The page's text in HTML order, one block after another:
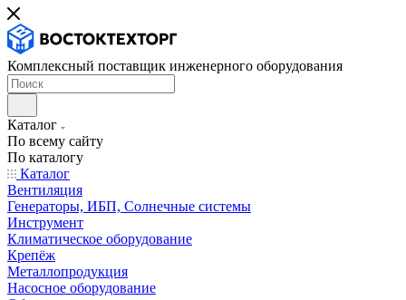
Комплексный поставщик инженерного оборудования
Каталог
По всему сайту
По каталогу
Каталог
Вентиляция
Генераторы, ИБП, Солнечные системы
Инструмент
Климатическое оборудование
Крепёж
Металлопродукция
Насосное оборудование